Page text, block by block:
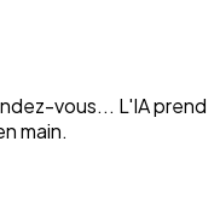
vous... L'IA prend
main.